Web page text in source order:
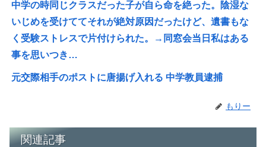
中学の時同じクラスだった子が自ら命を絶った。陰湿な
いじめを受けててそれが絶対原因だったけど、遺書もな
く受験ストレスで片付けられた。→同窓会当日私はある
事を思いつき…
元交際相手のポストに唐揚げ入れる 中学教員逮捕
もりー
関連記事